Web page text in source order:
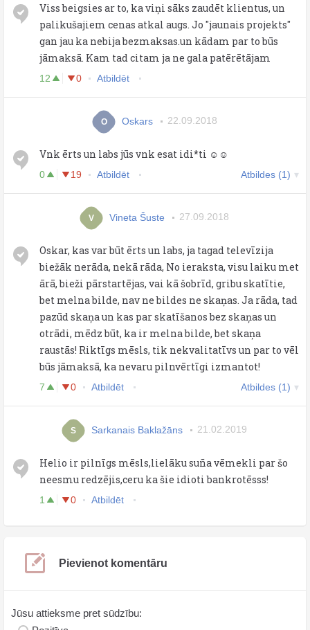
Viss beigsies ar to, ka viņi sāks zaudēt klientus, un
palikušajiem cenas atkal augs. Jo "jaunais projekts"
gan jau ka nebija bezmaksas.un kādam par to būs
jāmaksā. Kam tad citam ja ne gala patērētājam
12 0 Atbildēt
O Oskars 22.09.2018
Vnk ērts un labs jūs vnk esat idi*ti ☺☺
0 19 Atbildēt Atbildes (1)
V Vineta Šuste 27.09.2018
Oskar, kas var būt ērts un labs, ja tagad televīzija
biežāk nerāda, nekā rāda, No ieraksta, visu laiku met
ārā, bieži pārstartējas, vai kā šobrīd, gribu skatītie,
bet melna bilde, nav ne bildes ne skaņas. Ja rāda, tad
pazūd skaņa un kas par skatīšanos bez skaņas un
otrādi, mēdz būt, ka ir melna bilde, bet skaņa
raustās! Riktīgs mēsls, tik nekvalitatīvs un par to vēl
būs jāmaksā, ka nevaru pilnvērtīgi izmantot!
7 0 Atbildēt Atbildes (1)
S Sarkanais Baklažāns 21.02.2019
Helio ir pilnīgs mēsls,lielāku suña vēmekli par šo
neesmu redzējis,ceru ka šie idioti bankrotēsss!
1 0 Atbildēt
Pievienot komentāru
Jūsu attieksme pret sūdzību: